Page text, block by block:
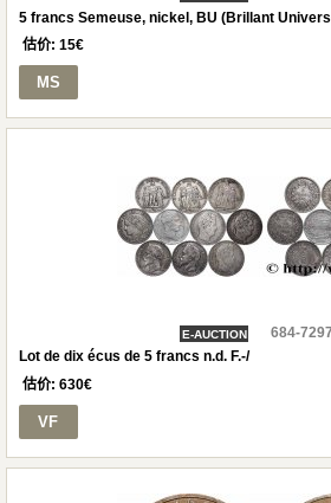
5 francs Semeuse, nickel, BU (Brillant
估价: 15€
MS
E-AUCTION
684-
Lot de dix écus de 5 francs n.d. F.-/
估价: 630€
VF